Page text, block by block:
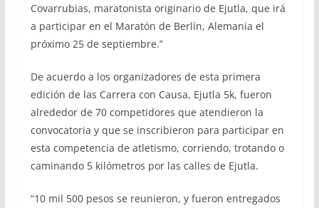
Covarrubias, maratonista originario de Ejutla, que irá
a participar en el Maratón de Berlín, Alemania el
próximo 25 de septiembre.”
De acuerdo a los organizadores de esta primera
edición de las Carrera con Causa, Ejutla 5k, fueron
alrededor de 70 competidores que atendieron la
convocatoria y que se inscribieron para participar en
esta competencia de atletismo, corriendo, trotando o
caminando 5 kilómetros por las calles de Ejutla.
“10 mil 500 pesos se reunieron, y fueron entregados